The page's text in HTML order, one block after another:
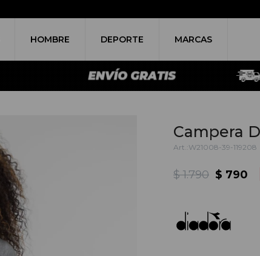
HOMBRE DEPORTE MARCAS
Campera
W21008-39-119208
$ 790
$ 1.790